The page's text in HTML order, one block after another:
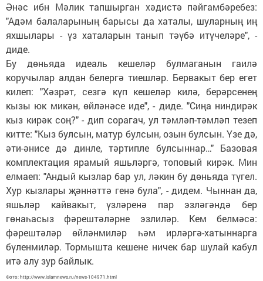
Әнәс ибн Мәлик тапшырган хәдистә пәйгамбәребез:
"Адәм балаларының барысы да хаталы, шуларның иң
яхшылары - үз хаталарын танып тәүбә итүчеләре", -
диде.
Бу дөньяда идеаль кешеләр булмаганын гаилә
коручылар алдан белергә тиешләр. Бервакыт бер егет
килеп: "Хәзрәт, сезгә күп кешеләр килә, берәрсенең
кызы юк микән, өйләнәсе иде", - диде. "Сиңа ниндирәк
кыз кирәк соң?" - дип сорагач, ул тәмләп-тәмләп тезеп
китте: "Кыз булсын, матур булсын, озын булсын. Үзе дә,
әти-әнисе дә динле, тәртипле булсыннар…" Базовая
комплектация ярамый яшьләргә, топовый кирәк. Мин
елмаеп: "Андый кызлар бар ул, ләкин бу дөньяда түгел.
Хур кызлары җәннәттә генә була", - дидем. Чыннан да,
яшьләр кайвакыт, үзләренә пар эзләгәндә бер
гөнаһасыз фәрештәләрне эзлиләр. Кем белмәсә:
фәрештәләр өйләнмиләр һәм ирләргә-хатыннарга
бүленмиләр. Тормышта кешене ничек бар шулай кабул
итә алу зур байлык.
Фото: http://www.islamnews.ru/news-104971.html